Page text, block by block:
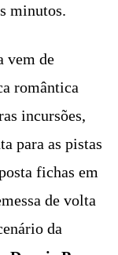
minutos.
vem de
romântica
incursões,
para as pistas
fichas em
de volta
da